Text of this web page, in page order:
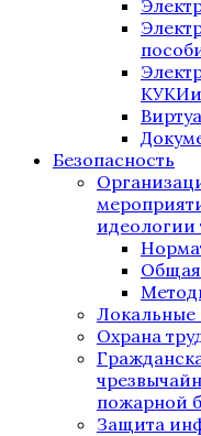
Безопасность
идеологии
Локальные
Охрана
пожарной
Защита